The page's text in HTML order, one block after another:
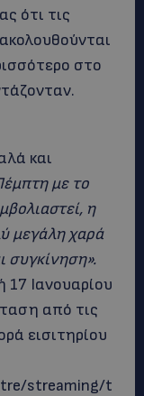
ότι τις
στο
και
με το
η
μεγάλη χαρά
συγκίνηση».
17 Ιανουαρίου
από τις
εισιτηρίου
streaming/t